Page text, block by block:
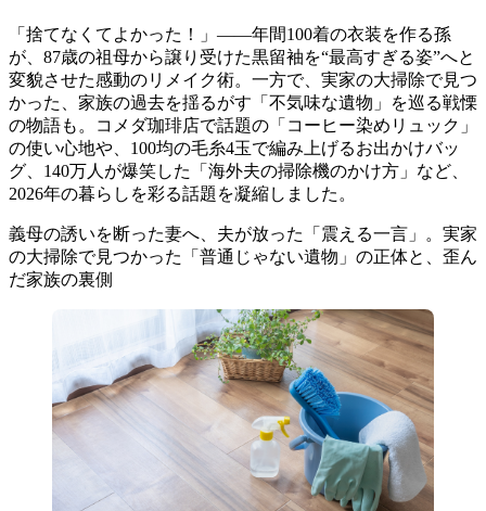
「捨てなくてよかった！」――年間100着の衣装を作る孫
が、87歳の祖母から譲り受けた黒留袖を“最高すぎる姿”へと
変貌させた感動のリメイク術。一方で、実家の大掃除で見つ
かった、家族の過去を揺るがす「不気味な遺物」を巡る戦慄
の物語も。コメダ珈琲店で話題の「コーヒー染めリュック」
の使い心地や、100均の毛糸4玉で編み上げるお出かけバッ
グ、140万人が爆笑した「海外夫の掃除機のかけ方」など、
2026年の暮らしを彩る話題を凝縮しました。
義母の誘いを断った妻へ、夫が放った「震える一言」。実家
の大掃除で見つかった「普通じゃない遺物」の正体と、歪ん
だ家族の裏側